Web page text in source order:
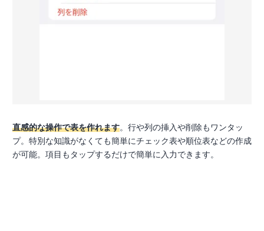
直感的な操作で表を作れます。行や列の挿入や削除もワンタッ
プ。特別な知識がなくても簡単にチェック表や順位表などの作成
が可能。項目もタップするだけで簡単に入力できます。